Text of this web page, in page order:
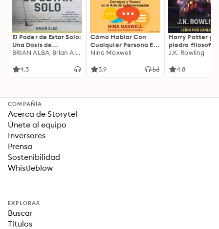
El Poder de Estar Solo:
Una Dosis de
Motivación
Ideas Revolucionarias
BRIAN ALBA, Brian Alba
4.3
Cómo Hablar Con
Cualquier Persona En
Cualquier Lugar Y En
Nina Maxwell
3.9
Harry Potter y
piedra filosofal
J.K. Rowling
4.8
COMPAÑÍA
Acerca de Storytel
Únete al equipo
Inversores
Prensa
Sostenibilidad
Whistleblow
EXPLORAR
Buscar
Títulos